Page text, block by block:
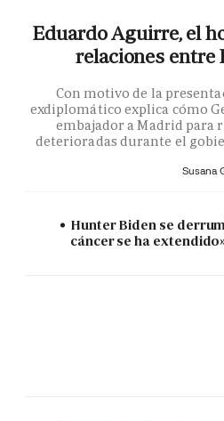
Eduardo Aguirre, el
relaciones entre
Con motivo de la
exdiplomático explica cómo
embajador a Madrid para
deterioradas durante el
Susana
Hunter Biden se
cáncer se ha